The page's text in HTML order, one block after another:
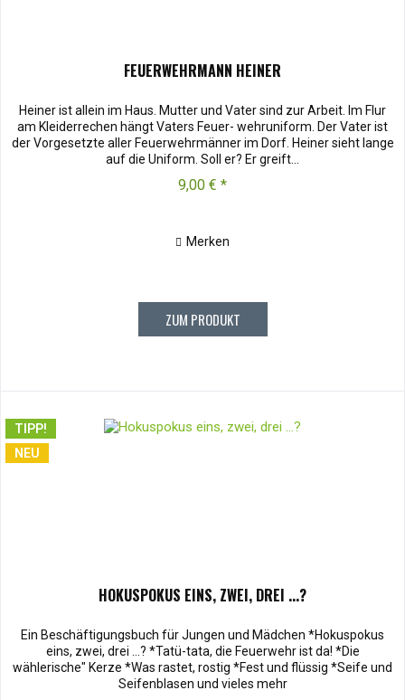
FEUERWEHRMANN HEINER
Heiner ist allein im Haus. Mutter und Vater sind zur Arbeit. Im Flur
am Kleiderrechen hängt Vaters Feuer- wehruniform. Der Vater ist
der Vorgesetzte aller Feuerwehrmänner im Dorf. Heiner sieht lange
auf die Uniform. Soll er? Er greift...
9,00 € *
Merken
ZUM PRODUKT
TIPP!
NEU
HOKUSPOKUS EINS, ZWEI, DREI ...?
Ein Beschäftigungsbuch für Jungen und Mädchen *Hokuspokus
eins, zwei, drei ...? *Tatü-tata, die Feuerwehr ist da! *Die
wählerische" Kerze *Was rastet, rostig *Fest und flüssig *Seife und
Seifenblasen und vieles mehr